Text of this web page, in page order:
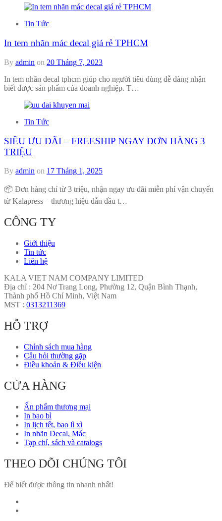
Tin Tức
In tem nhãn mác decal giá rẻ TPHCM
By admin on 20 Tháng 7, 2023
In tem nhãn decal tphcm giúp cho người tiêu dùng dễ dàng nhận
biết được sản phẩm của doanh nghiệp. T…
Tin Tức
SIÊU ƯU ĐÃI – FREESHIP NGAY ĐƠN HÀNG 3
TRIỆU
By admin on 17 Tháng 1, 2025
📦 Đơn hàng chỉ từ 3 triệu, nhận ngay ưu đãi miễn phí vận chuyển
từ Kalapress – thương hiệu dẫn đầu t…
CÔNG TY
Giới thiệu
Tin tức
Liên hệ
KALA VIET NAM COMPANY LIMITED
Địa chỉ : 204 Nơ Trang Long, Phường 12, Quận Bình Thạnh,
Thành phố Hồ Chí Minh, Việt Nam
MST : 0313211369
HỖ TRỢ
Chính sách mua hàng
Câu hỏi thường gặp
Điều khoản & Điều kiện
CỬA HÀNG
Ấn phẩm thương mại
In bao bì
In lịch tết, bao lì xì
In nhãn Decal, Mác
Tạp chí, sách và catalogs
THEO DÕI CHÚNG TÔI
Để biết được thông tin nhanh nhất!